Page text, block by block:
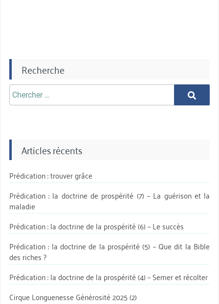
Recherche
Chercher
aprè:
Chercher
Articles récents
Prédication : trouver grâce
Prédication : la doctrine de prospérité (7) – La guérison et la
maladie
Prédication : la doctrine de la prospérité (6) – Le succès
Prédication : la doctrine de la prospérité (5) – Que dit la Bible
des riches ?
Prédication : la doctrine de la prospérité (4) – Semer et récolter
Cirque Longuenesse Générosité 2025 (2)